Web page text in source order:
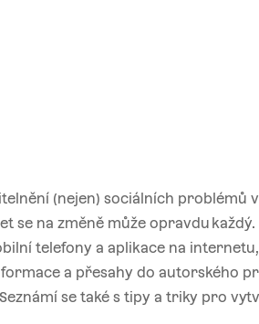
(nejen) sociálních problémů
se na změně může opravdu každý.
telefony a aplikace na
a přesahy do autorského
se také s tipy a triky pro